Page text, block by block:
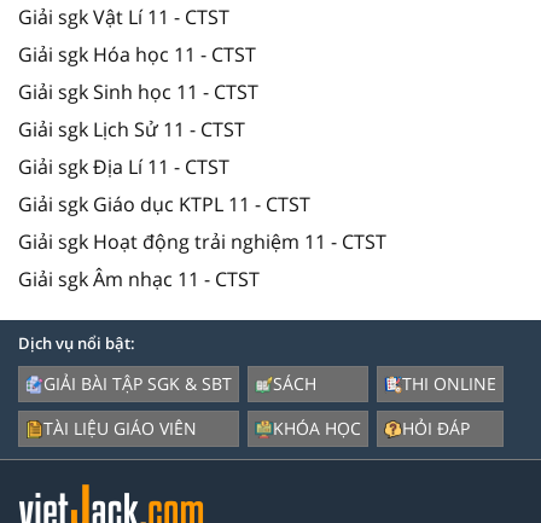
Giải sgk Vật Lí 11 - CTST
Giải sgk Hóa học 11 - CTST
Giải sgk Sinh học 11 - CTST
Giải sgk Lịch Sử 11 - CTST
Giải sgk Địa Lí 11 - CTST
Giải sgk Giáo dục KTPL 11 - CTST
Giải sgk Hoạt động trải nghiệm 11 - CTST
Giải sgk Âm nhạc 11 - CTST
Dịch vụ nổi bật:
GIẢI BÀI TẬP SGK & SBT
TÀI LIỆU GIÁO VIÊN
SÁCH
KHÓA HỌC
THI ONLINE
HỎI ĐÁP